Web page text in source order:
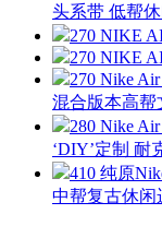
头系带 低帮
270 NIKE
270 NIKE
270 Nike
混合版本高帮
280 Nike
‘DIY’定制 耐
410 纯原
中帮复古休闲